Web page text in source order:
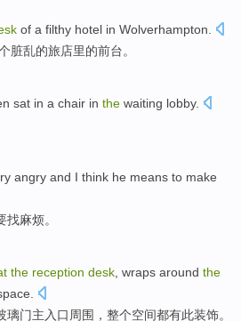
of a filthy hotel in Wolverhampton.
脏乱的旅店里的前台。
sat in a chair in the waiting lobby.
angry and I think he means to make
找麻烦。
the reception desk wraps around the
璃门主 入口 周围 ， 整个空间都有此装饰。